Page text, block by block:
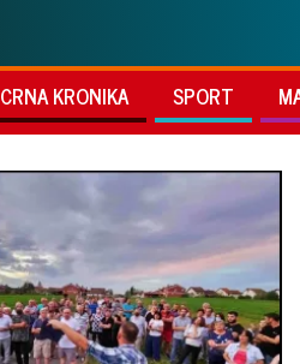
CRNA KRONIKA SPORT